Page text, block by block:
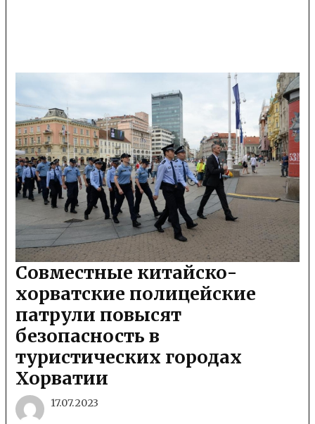
Совместные китайско-
хорватские полицейские
патрули повысят
безопасность в
туристических городах
Хорватии
17.07.2023